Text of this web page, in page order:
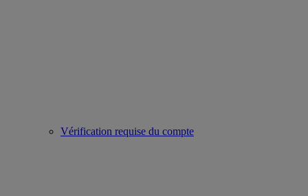
Vérification requise du compte